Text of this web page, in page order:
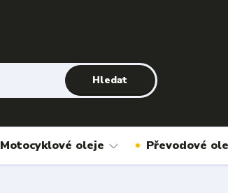
Hledat
Motocyklové oleje Převodové